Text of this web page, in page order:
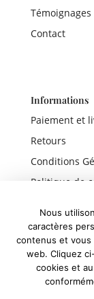
Témoignages
Contact
Informations
Paiement et
Retours
Conditions
Politique de
Liens rapides
Boutique
Nous
caractères
contenus et vous
web. Cliquez
cookies et